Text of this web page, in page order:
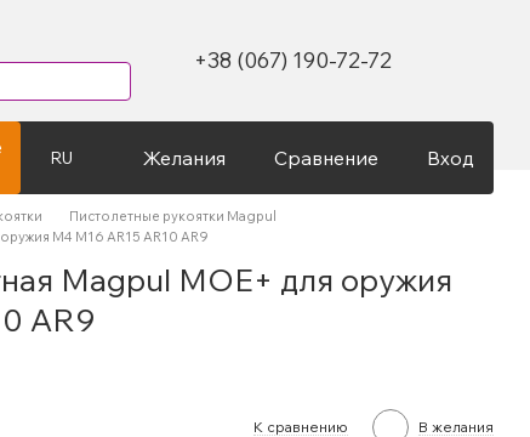
+38 (067) 190-72-72
RU Желания Сравнение Вход
Пистолетные рукоятки Magpul
M4 M16 AR15 AR10 AR9
Magpul MOE+ для оружия
AR9
К сравнению В желания